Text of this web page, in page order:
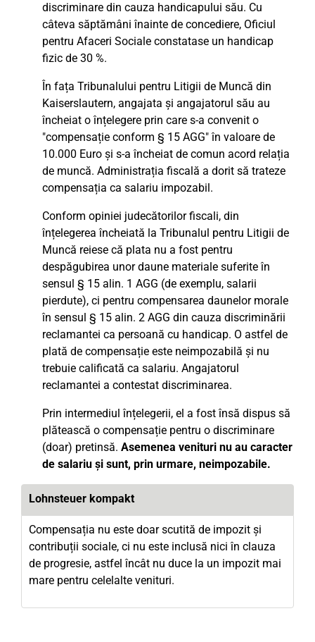
discriminare din cauza handicapului său. Cu
câteva săptămâni înainte de concediere, Oficiul
pentru Afaceri Sociale constatase un handicap
fizic de 30 %.
În fața Tribunalului pentru Litigii de Muncă din
Kaiserslautern, angajata și angajatorul său au
încheiat o înțelegere prin care s-a convenit o
"compensație conform § 15 AGG" în valoare de
10.000 Euro și s-a încheiat de comun acord relația
de muncă. Administrația fiscală a dorit să trateze
compensația ca salariu impozabil.
Conform opiniei judecătorilor fiscali, din
înțelegerea încheiată la Tribunalul pentru Litigii de
Muncă reiese că plata nu a fost pentru
despăgubirea unor daune materiale suferite în
sensul § 15 alin. 1 AGG (de exemplu, salarii
pierdute), ci pentru compensarea daunelor morale
în sensul § 15 alin. 2 AGG din cauza discriminării
reclamantei ca persoană cu handicap. O astfel de
plată de compensație este neimpozabilă și nu
trebuie calificată ca salariu. Angajatorul
reclamantei a contestat discriminarea.
Prin intermediul înțelegerii, el a fost însă dispus să
plătească o compensație pentru o discriminare
(doar) pretinsă. Asemenea venituri nu au caracter
de salariu și sunt, prin urmare, neimpozabile.
Lohnsteuer kompakt
Compensația nu este doar scutită de impozit și
contribuții sociale, ci nu este inclusă nici în clauza
de progresie, astfel încât nu duce la un impozit mai
mare pentru celelalte venituri.